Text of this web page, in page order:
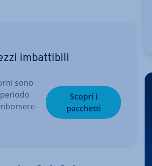
im­bat­ti­bi­li
sono
Scopri i
pacchetti